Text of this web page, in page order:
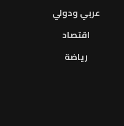
عربي ودولي
اقتصاد
رياضة